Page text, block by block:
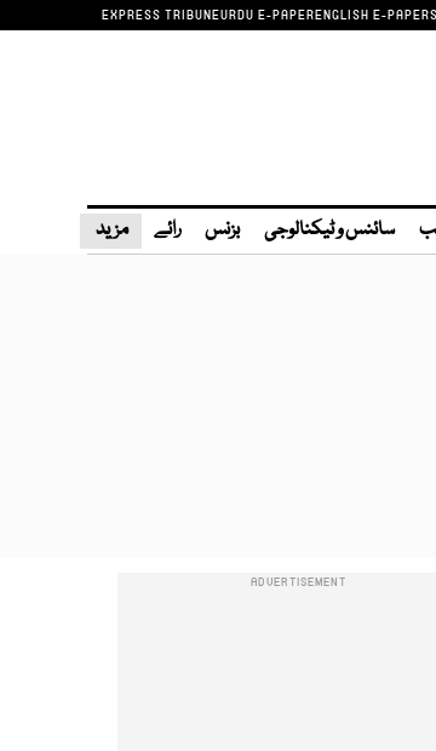
EXPRESS TRIBUNEURDU E-PAPERENGLISH E-PAPER
سائنس و ٹیکنالوجی بزنس رائے مزید